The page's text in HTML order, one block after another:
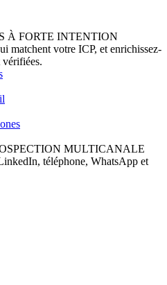
À FORTE INTENTION
matchent votre ICP, et enrichissez-
vérifiées.
MULTICANALE
téléphone, WhatsApp et